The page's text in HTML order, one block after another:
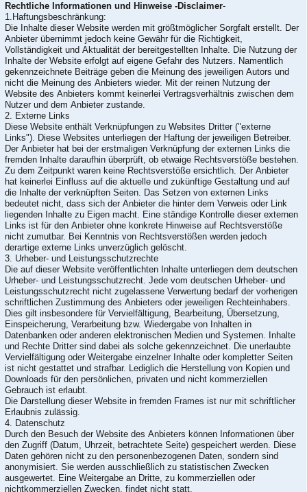
Rechtliche Informationen und Hinweise -Disclaimer-
1.Haftungsbeschränkung:
Die Inhalte dieser Website werden mit größtmöglicher Sorgfalt erstellt. Der
Anbieter übernimmt jedoch keine Gewähr für die Richtigkeit,
Vollständigkeit und Aktualität der bereitgestellten Inhalte. Die Nutzung der
Inhalte der Website erfolgt auf eigene Gefahr des Nutzers. Namentlich
gekennzeichnete Beiträge geben die Meinung des jeweiligen Autors und
nicht die Meinung des Anbieters wieder. Mit der reinen Nutzung der
Website des Anbieters kommt keinerlei Vertragsverhältnis zwischen dem
Nutzer und dem Anbieter zustande.
2. Externe Links
Diese Website enthält Verknüpfungen zu Websites Dritter ("externe
Links"). Diese Websites unterliegen der Haftung der jeweiligen Betreiber.
Der Anbieter hat bei der erstmaligen Verknüpfung der externen Links die
fremden Inhalte daraufhin überprüft, ob etwaige Rechtsverstöße bestehen.
Zu dem Zeitpunkt waren keine Rechtsverstöße ersichtlich. Der Anbieter
hat keinerlei Einfluss auf die aktuelle und zukünftige Gestaltung und auf
die Inhalte der verknüpften Seiten. Das Setzen von externen Links
bedeutet nicht, dass sich der Anbieter die hinter dem Verweis oder Link
liegenden Inhalte zu Eigen macht. Eine ständige Kontrolle dieser externen
Links ist für den Anbieter ohne konkrete Hinweise auf Rechtsverstöße
nicht zumutbar. Bei Kenntnis von Rechtsverstößen werden jedoch
derartige externe Links unverzüglich gelöscht.
3. Urheber- und Leistungsschutzrechte
Die auf dieser Website veröffentlichten Inhalte unterliegen dem deutschen
Urheber- und Leistungsschutzrecht. Jede vom deutschen Urheber- und
Leistungsschutzrecht nicht zugelassene Verwertung bedarf der vorherigen
schriftlichen Zustimmung des Anbieters oder jeweiligen Rechteinhabers.
Dies gilt insbesondere für Vervielfältigung, Bearbeitung, Übersetzung,
Einspeicherung, Verarbeitung bzw. Wiedergabe von Inhalten in
Datenbanken oder anderen elektronischen Medien und Systemen. Inhalte
und Rechte Dritter sind dabei als solche gekennzeichnet. Die unerlaubte
Vervielfältigung oder Weitergabe einzelner Inhalte oder kompletter Seiten
ist nicht gestattet und strafbar. Lediglich die Herstellung von Kopien und
Downloads für den persönlichen, privaten und nicht kommerziellen
Gebrauch ist erlaubt.
Die Darstellung dieser Website in fremden Frames ist nur mit schriftlicher
Erlaubnis zulässig.
4. Datenschutz
Durch den Besuch der Website des Anbieters können Informationen über
den Zugriff (Datum, Uhrzeit, betrachtete Seite) gespeichert werden. Diese
Daten gehören nicht zu den personenbezogenen Daten, sondern sind
anonymisiert. Sie werden ausschließlich zu statistischen Zwecken
ausgewertet. Eine Weitergabe an Dritte, zu kommerziellen oder
nichtkommerziellen Zwecken, findet nicht statt.